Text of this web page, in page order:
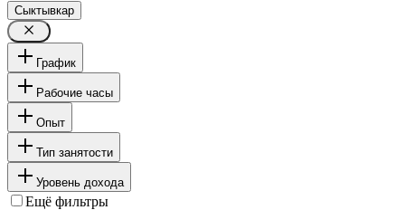
Сыктывкар
График
Рабочие часы
Опыт
Тип занятости
Уровень дохода
Ещё фильтры